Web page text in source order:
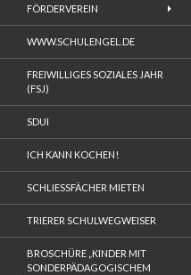
FÖRDERVEREIN
WWW.SCHULENGEL.DE
FREIWILLIGES SOZIALES JAHR
(FSJ)
SDUI
ICH KANN KOCHEN!
SCHLIESSFÄCHER MIETEN
TRIERER SCHULWEGWEISER
BROSCHÜRE „KINDER MIT
SONDERPÄDAGOGISCHEM